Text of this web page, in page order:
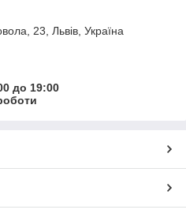
23, Львів, Україна
до 19:00